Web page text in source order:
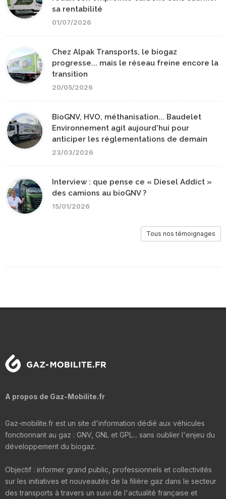
sa rentabilité
01/07/2026
Chez Alpak Transports, le biogaz
progresse... mais le réseau freine encore la
transition
20/05/2026
BioGNV, HVO, méthanisation... Baudelet
Environnement agit aujourd'hui pour
anticiper les réglementations de demain
23/03/2026
Interview : que pense ce « Diesel Addict »
des camions au bioGNV ?
15/01/2026
Tous nos témoignages
A propos de Gaz-Mobilite.fr
Gaz-mobilite.fr est un site d'information dédié aux véhicules
fonctionnant au gaz : GNV, GNL et GPL... sans oublier l'enjeu du
développement du biogaz.
Objectif : informer grand public, professionnels et collectivités
sur les initiatives et nouveautés de la filière gaz dans le secteur
des transports à travers un suivi de l'actualité française et